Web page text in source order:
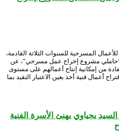
المسرحية للسنوات الثلاثة القادمة،
“حاملي مشروع إخراج عمل مسرحي”، عن
من إمكانية إنتاج أعمالهم على مستوى
أعمال فنية أخذ بعين الاعتبار التقيد بما
يحياوي يهنئ الأسرة الفنية